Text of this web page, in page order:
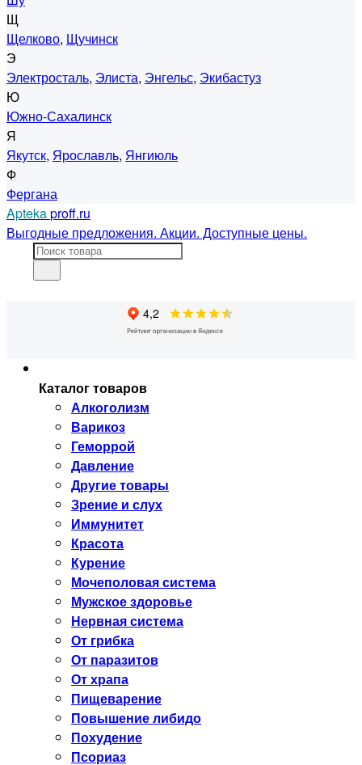
Щ
Щелково, Щучинск
Э
Электросталь, Элиста, Энгельс, Экибастуз
Ю
Южно-Сахалинск
Я
Якутск, Ярославль, Янгиюль
Ф
Фергана
Aptekaproff.ru
Выгодные предложения. Акции. Доступные цены.
Каталог товаров
Алкоголизм
Варикоз
Геморрой
Давление
Другие товары
Зрение и слух
Иммунитет
Красота
Курение
Мочеполовая система
Мужское здоровье
Нервная система
От грибка
От паразитов
От храпа
Пищеварение
Повышение либидо
Похудение
Псориаз